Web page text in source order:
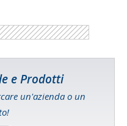
e Prodotti
un'azienda o un